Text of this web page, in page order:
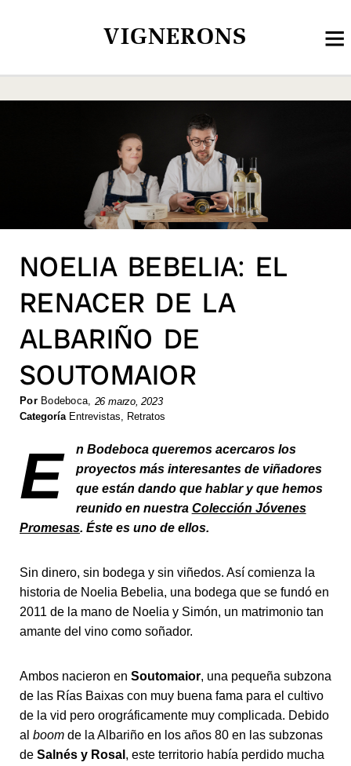
VIGNERONS
NOELIA BEBELIA: EL
RENACER DE LA
ALBARIÑO DE
SOUTOMAIOR
Por Bodeboca, 26 marzo, 2023
Categoría Entrevistas Retratos
E
n Bodeboca queremos acercaros los
proyectos más interesantes de viñadores
que están dando que hablar y que hemos
reunido en nuestra Colección Jóvenes
Promesas. Éste es uno de ellos.
Sin dinero, sin bodega y sin viñedos. Así comienza la
historia de Noelia Bebelia, una bodega que se fundó en
2011 de la mano de Noelia y Simón, un matrimonio tan
amante del vino como soñador.
Ambos nacieron en Soutomaior, una pequeña subzona
de las Rías Baixas con muy buena fama para el cultivo
de la vid pero orográficamente muy complicada. Debido
al boom de la Albariño en los años 80 en las subzonas
de Salnés y Rosal , este territorio había perdido mucha